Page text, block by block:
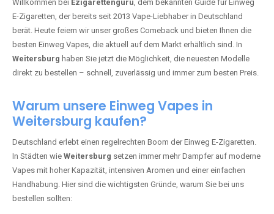
Willkommen bei Ezigarettenguru, dem bekannten Guide für Einweg
E-Zigaretten, der bereits seit 2013 Vape-Liebhaber in Deutschland
berät. Heute feiern wir unser großes Comeback und bieten Ihnen die
besten Einweg Vapes, die aktuell auf dem Markt erhältlich sind. In
Weitersburg haben Sie jetzt die Möglichkeit, die neuesten Modelle
direkt zu bestellen – schnell, zuverlässig und immer zum besten Preis.
Warum unsere Einweg Vapes in
Weitersburg kaufen?
Deutschland erlebt einen regelrechten Boom der Einweg E-Zigaretten.
In Städten wie Weitersburg setzen immer mehr Dampfer auf moderne
Vapes mit hoher Kapazität, intensiven Aromen und einer einfachen
Handhabung. Hier sind die wichtigsten Gründe, warum Sie bei uns
bestellen sollten: